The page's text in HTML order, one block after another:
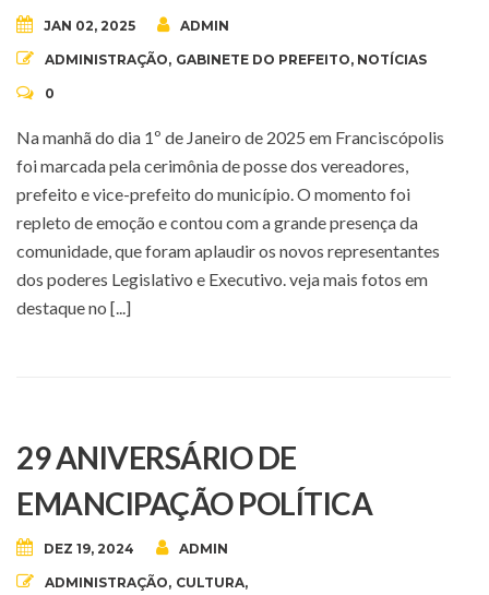
JAN 02, 2025 ADMIN
ADMINISTRAÇÃO, GABINETE DO PREFEITO, NOTÍCIAS
0
Na manhã do dia 1º de Janeiro de 2025 em Franciscópolis
foi marcada pela cerimônia de posse dos vereadores,
prefeito e vice-prefeito do município. O momento foi
repleto de emoção e contou com a grande presença da
comunidade, que foram aplaudir os novos representantes
dos poderes Legislativo e Executivo. veja mais fotos em
destaque no [...]
29 ANIVERSÁRIO DE
EMANCIPAÇÃO POLÍTICA
DEZ 19, 2024 ADMIN
ADMINISTRAÇÃO, CULTURA,